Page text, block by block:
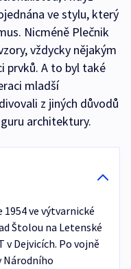
ve stylu, který
Nicméně Plečnik
vždycky nějakým
prvků. A to byl také
mladší
z jiných důvodů
architektury.
1954 ve výtvarnické
Štolou na Letenské
Dejvicích. Po vojně
Národního